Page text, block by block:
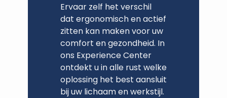
Ervaar zelf het verschil
dat ergonomisch en actief
zitten kan maken voor uw
comfort en gezondheid. In
ons Experience Center
ontdekt u in alle rust welke
oplossing het best aansluit
bij uw lichaam en werkstijl.